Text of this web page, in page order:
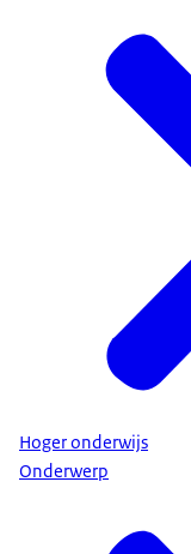
Hoger onderwijs
Onderwerp